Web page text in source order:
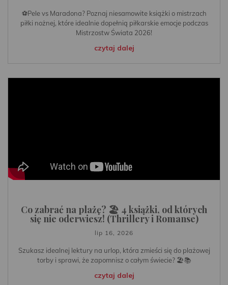
⚽️Pele vs Maradona? Poznaj niesamowite książki o mistrzach
piłki nożnej, które idealnie dopełnią piłkarskie emocje podczas
Mistrzostw Świata 2026!
czytaj dalej
Co zabrać na plażę? 🏖️ 4 książki, od których
się nie oderwiesz! (Thrillery i Romanse)
lip 16, 2026
Szukasz idealnej lektury na urlop, która zmieści się do plażowej
torby i sprawi, że zapomnisz o całym świecie? 🏖️📚
czytaj dalej